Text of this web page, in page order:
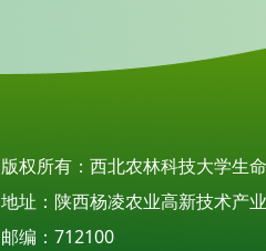
版权所有：西北农林科技大学生
地址：陕西杨凌农业高新技术产
邮编：712100